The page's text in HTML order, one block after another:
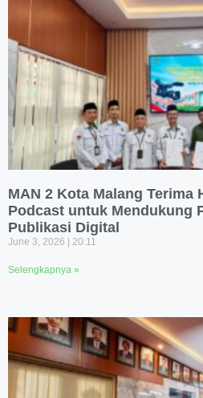
MAN 2 Kota Malang Terima
Podcast untuk Mendukung
Publikasi Digital
June 3, 2026 20:11
Selengkapnya »